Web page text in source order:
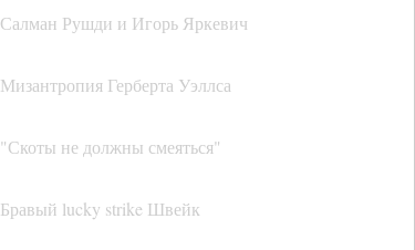
Салман Рушди и Игорь Яркевич
Мизантропия Герберта Уэллса
"Скоты не должны смеяться"
Бравый lucky strike Швейк